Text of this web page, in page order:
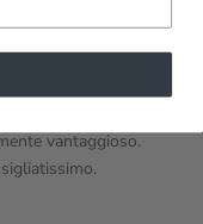
vantaggioso.